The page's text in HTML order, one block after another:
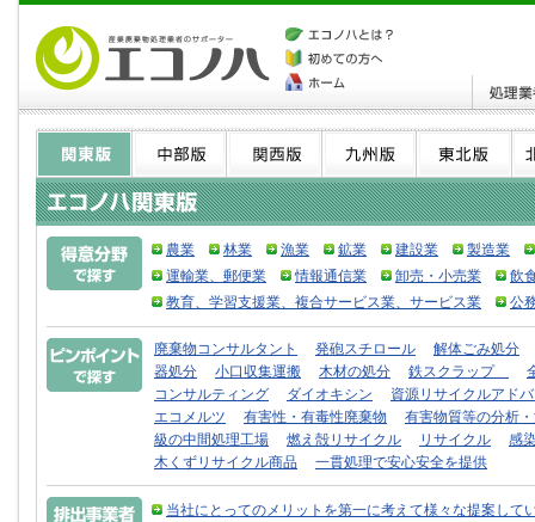
農業 林業 漁業 鉱業 建設業
製造業
運輸業、郵便業
情報通信業 卸売・小売業
飲
教育、学習支援業、複合サービス業、サービス業
公
廃棄物コンサルタント 発砲スチロール
解体ごみ処分
器処分
小口収集運搬 木材の処分 鉄スクラップ
コンサルティング
ダイオキシン
資源リサイクルアド
エコメルツ
有害性・有毒性廃棄物
有害物質等の分析
級の中間処理工場
燃え殻リサイクル リサイクル
感
木くずリサイクル商品
一貫処理で安心安全を提供
当社にとってのメリットを第一に考えて様々な提案し